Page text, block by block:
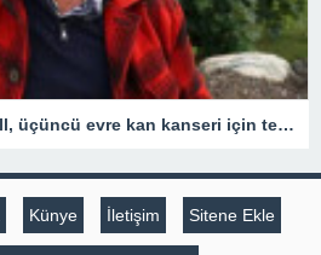
Jurassic Park yıldızı Neill, üçüncü evre kan kanseri için tedavi gördüğünü açıkladı
Künye İletişim Sitene Ekle